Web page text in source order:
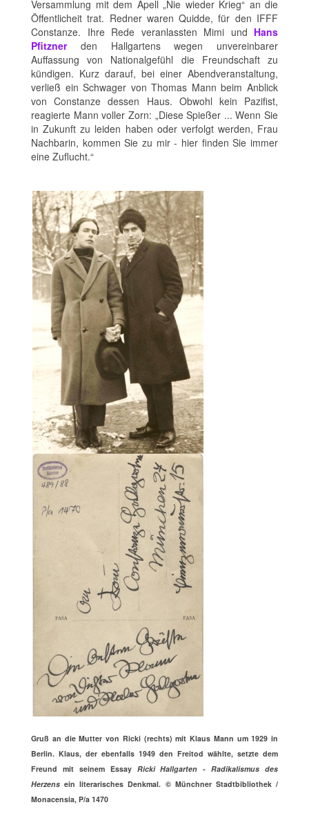
Versammlung mit dem Apell „Nie wieder Krieg“ an die
Öffentlicheit trat. Redner waren Quidde, für den IFFF
Constanze. Ihre Rede veranlassten Mimi und Hans
Pfitznerden Hallgartens wegen unvereinbarer
Auffassung von Nationalgefühl die Freundschaft zu
kündigen. Kurz darauf, bei einer Abendveranstaltung,
verließ ein Schwager von Thomas Mann beim Anblick
von Constanze dessen Haus. Obwohl kein Pazifist,
reagierte Mann voller Zorn: „Diese Spießer ... Wenn Sie
in Zukunft zu leiden haben oder verfolgt werden, Frau
Nachbarin, kommen Sie zu mir - hier finden Sie immer
eine Zuflucht.“
Gruß an die Mutter von Ricki (rechts) mit Klaus Mann um 1929 in
Berlin. Klaus, der ebenfalls 1949 den Freitod wählte, setzte dem
Freund mit seinem Essay Ricki Hallgarten - Radikalismus des
Herzens ein literarisches Denkmal. ©Münchner Stadtbibliothek /
Monacensia, P/a 1470